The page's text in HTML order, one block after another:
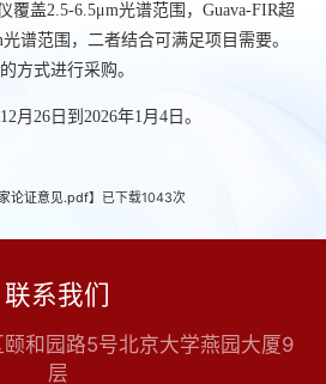
覆盖2.5-6.5μm光谱范围，Guava-FIR超
谱范围，二者结合可满足项目需要。
方式进行采购。
月26日到2026年1月4日。
论证意见.pdf】已下载1043次
联系我们
和园路5号北京大学燕园大厦9
层